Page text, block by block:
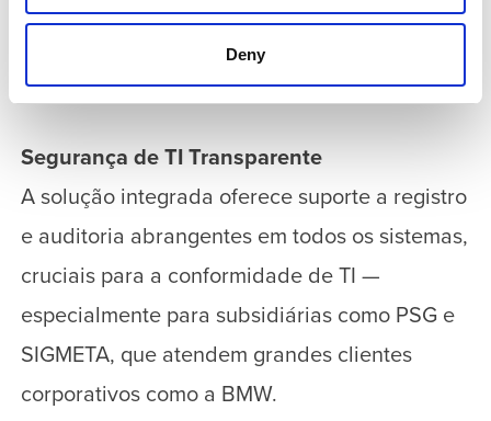
Deny
— permitindo fluxos de trabalho colaborativos
em toda a organização e maior confiabilidade
do sistema.
Segurança de TI Transparente
A solução integrada oferece suporte a registro
e auditoria abrangentes em todos os sistemas,
cruciais para a conformidade de TI —
especialmente para subsidiárias como PSG e
SIGMETA, que atendem grandes clientes
corporativos como a BMW.